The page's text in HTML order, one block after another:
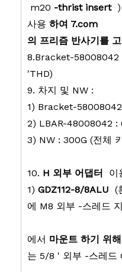
m20 -thrist insert
사용 하여 7.com
의 프리즘 반사기를
8.Bracket-58008042
'THD)
9. 차지 및 NW :
1) Bracket-
2) LBAR-48008042 :
3) NW : 300G (전체
10. H 외부 어댑터 이
1) GDZ112-8/8ALU (
에 M8 외부 -스레드
에서 마운트 하기 위해
는 5/8 ' 외부 -스레드